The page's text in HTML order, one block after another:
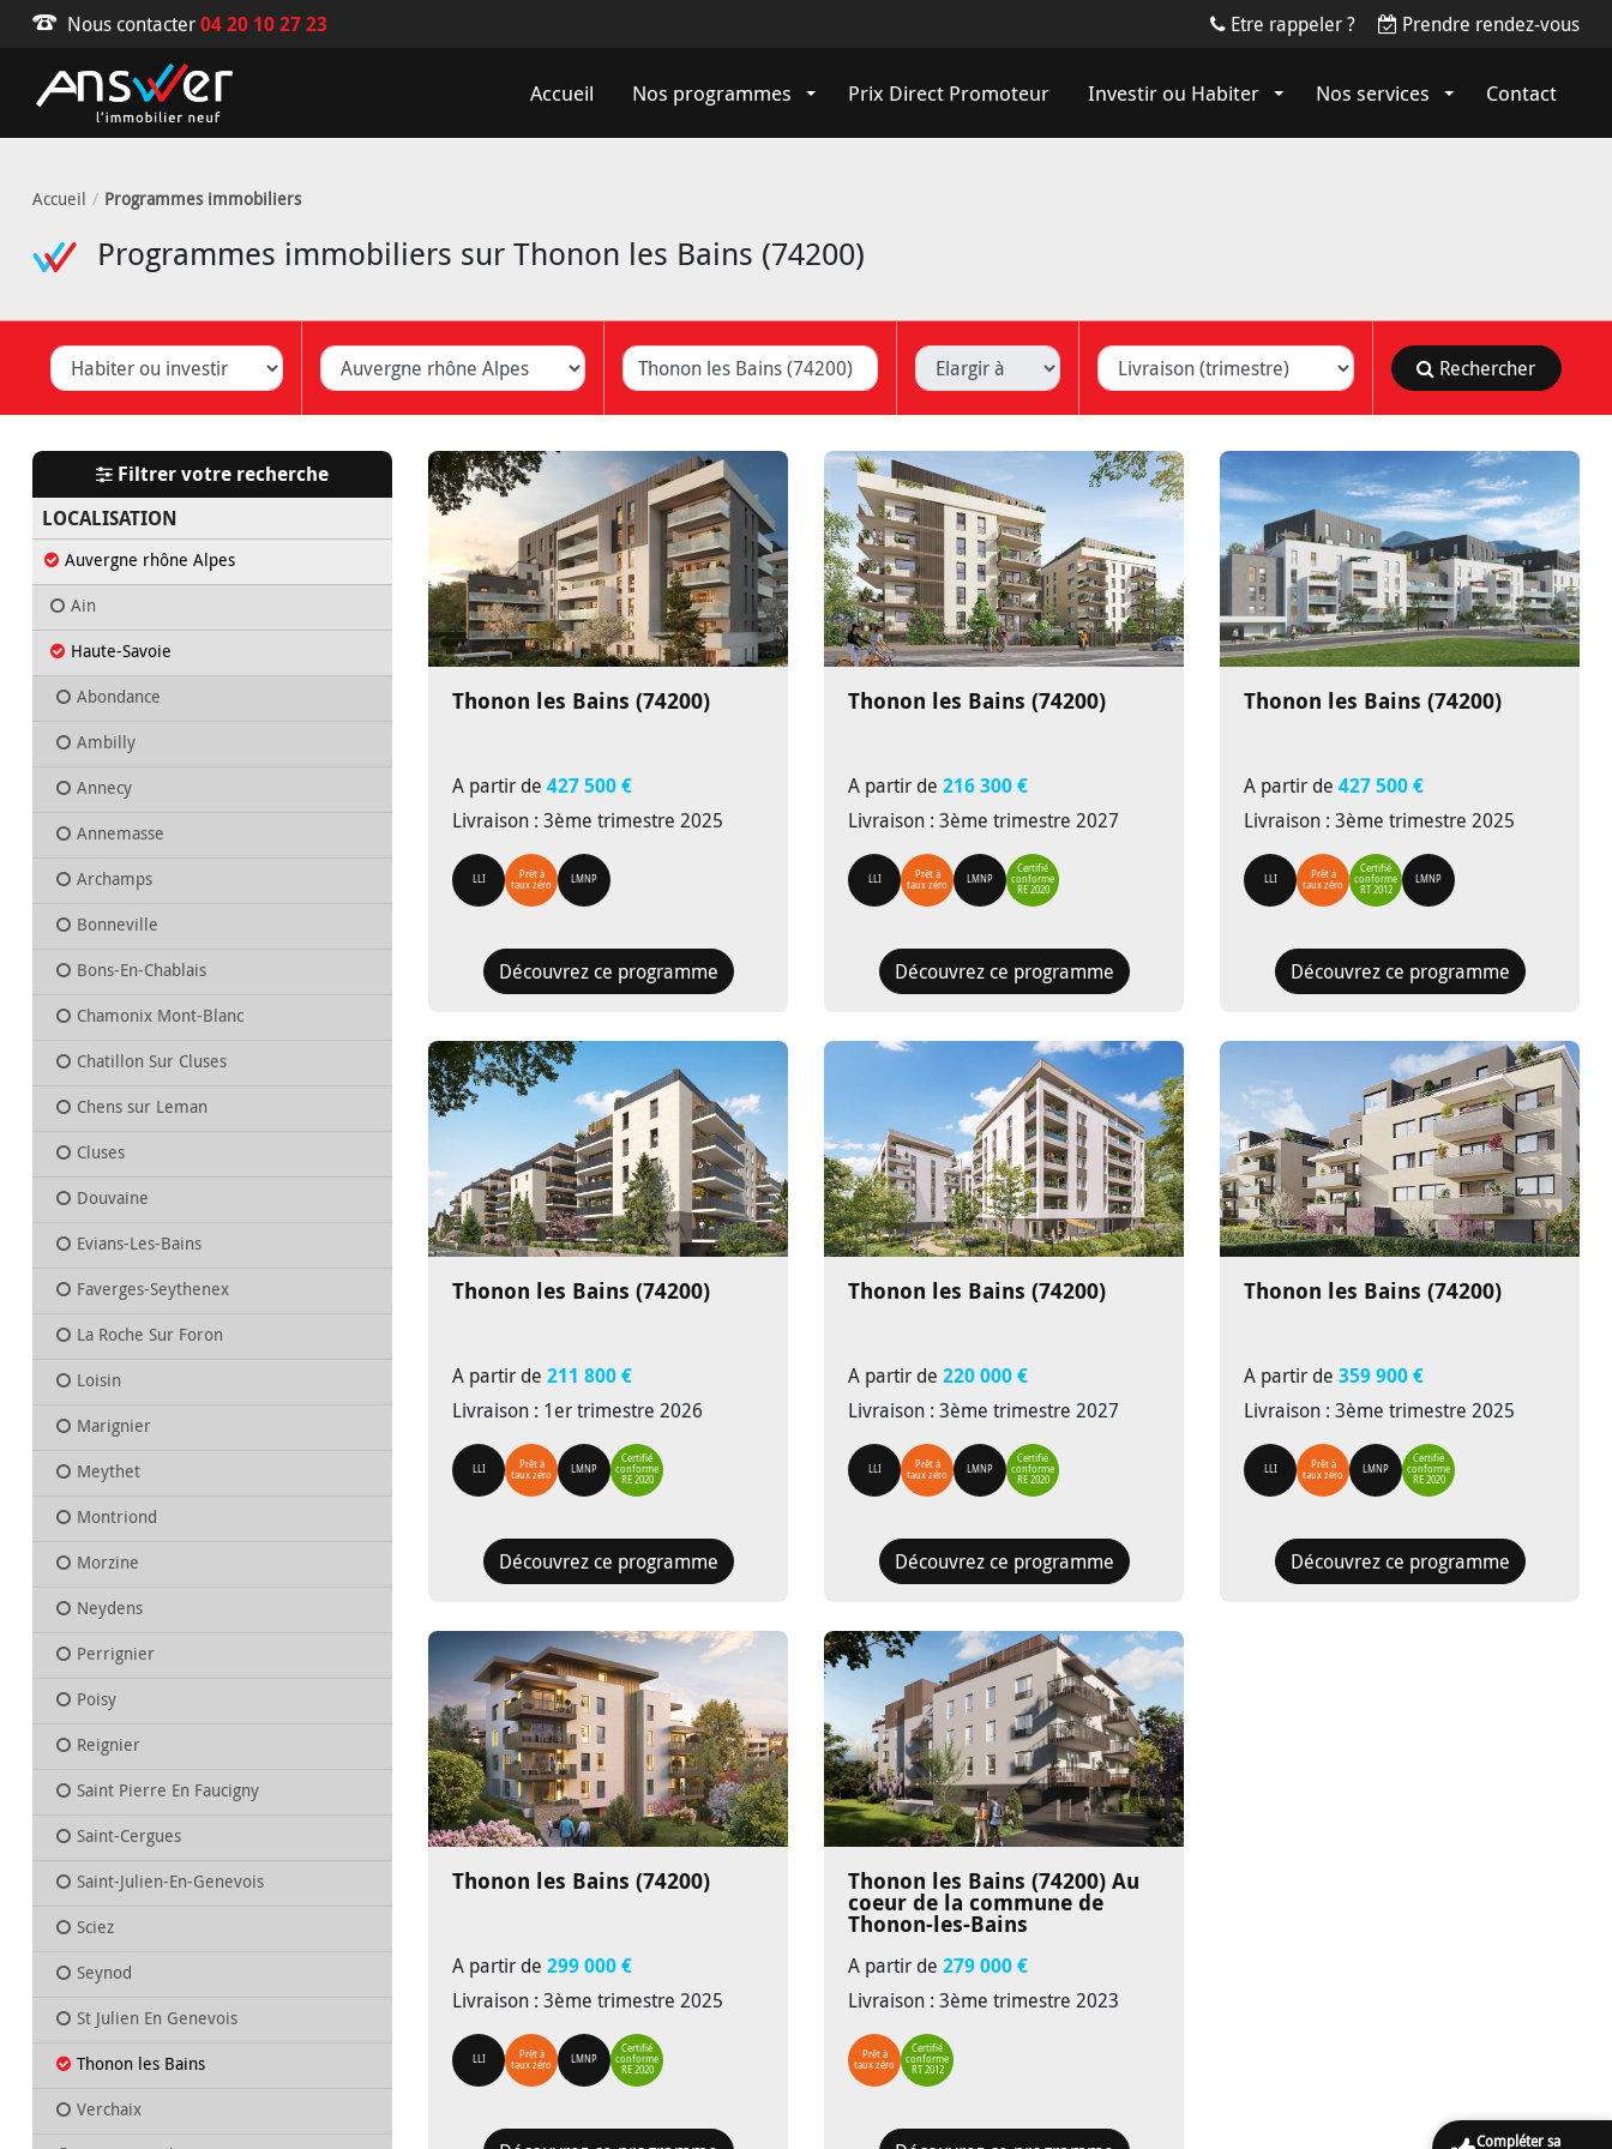
Nous contacter04 20 10 27 23 Etre rappeler ? Prendre rendez-vous
Accueil Nos programmes Prix Direct Promoteur Investir ou Habiter Nos services Contact
Accueil Programmes immobiliers
Programmes immobiliers sur Thonon les Bains (74200)
ou investir Département Ville (Lyon, Caluire, ...) Elargir à Livraison (trimestre) Rechercher
Filtrer votre recherche
LOCALISATION
Auvergne rhône Alpes
Ain
Haute-Savoie
Abondance
Ambilly
Annecy
Annemasse
Archamps
Bonneville
Bons-En-Chablais
Chamonix Mont-Blanc
Chatillon Sur Cluses
Chens sur Leman
Cluses
Douvaine
Evians-Les-Bains
Faverges-Seythenex
La Roche Sur Foron
Loisin
Marignier
Meythet
Montriond
Morzine
Neydens
Perrignier
Poisy
Reignier
Saint Pierre En Faucigny
Saint-Cergues
Saint-Julien-En-Genevois
Sciez
Seynod
St Julien En Genevois
Thonon les Bains
Verchaix
Thonon les Bains (74200)
A partir de 427 500 €
Livraison : 3ème trimestre 2025
LLI
Prêt à
taux zéro
LMNP
Découvrez ce programme
Thonon les Bains (74200)
A partir de 216 300 €
Livraison : 3ème trimestre 2027
LLI
Prêt à
taux zéro
LMNP
Certifié
conforme
RE 2020
Découvrez ce programme
Thonon les Bains (74200)
A partir de 427 500 €
Livraison : 3ème trimestre 2025
LLI
Prêt à
taux zéro
Certifié
conforme
RT 2012
LMNP
Découvrez ce programme
Thonon les Bains (74200)
A partir de 211 800 €
Livraison : 1er trimestre 2026
LLI
Prêt à
taux zéro
LMNP
Certifié
conforme
RE 2020
Découvrez ce programme
Thonon les Bains (74200)
A partir de 220 000 €
Livraison : 3ème trimestre 2027
LLI
Prêt à
taux zéro
LMNP
Certifié
conforme
RE 2020
Découvrez ce programme
Thonon les Bains (74200)
A partir de 359 900 €
Livraison : 3ème trimestre 2025
LLI
Prêt à
taux zéro
LMNP
Certifié
conforme
RE 2020
Découvrez ce programme
Thonon les Bains (74200)
A partir de 299 000 €
Livraison : 3ème trimestre 2025
LLI
Prêt à
taux zéro
LMNP
Certifié
conforme
RE 2020
Thonon les Bains (74200) Au
coeur de la commune de
Thonon-les-Bains
A partir de 279 000 €
Livraison : 3ème trimestre 2023
Prêt à
taux zéro
Certifié
conforme
RT 2012
Compléter sa